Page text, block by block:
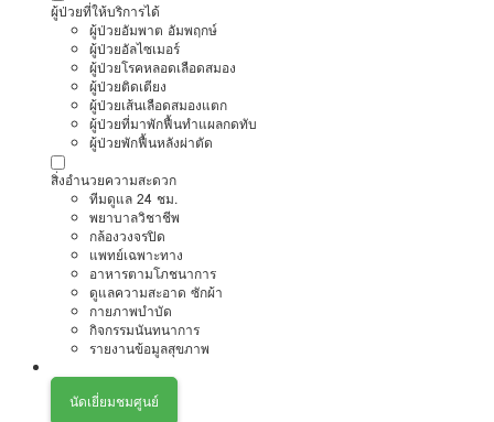
ผู้ป่วยที่ให้บริการได้
ผู้ป่วยอัมพาต อัมพฤกษ์
ผู้ป่วยอัลไซเมอร์
ผู้ป่วยโรคหลอดเลือดสมอง
ผู้ป่วยติดเตียง
ผู้ป่วยเส้นเลือดสมองแตก
ผู้ป่วยที่มาพักฟื้นทำแผลกดทับ
ผู้ป่วยพักฟื้นหลังผ่าตัด
สิ่งอำนวยความสะดวก
ทีมดูแล 24 ชม.
พยาบาลวิชาชีพ
กล้องวงจรปิด
แพทย์เฉพาะทาง
อาหารตามโภชนาการ
ดูแลความสะอาด ซักผ้า
กายภาพบำบัด
กิจกรรมนันทนาการ
รายงานข้อมูลสุขภาพ
นัดเยี่ยมชมศูนย์